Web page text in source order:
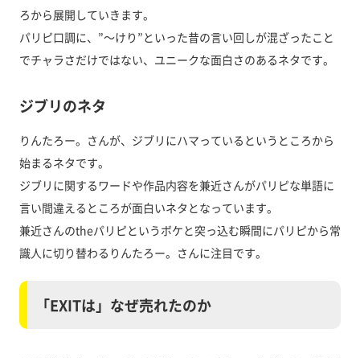
ろから展開していきます。
パリピ口調に、”〜けり”といった昔の言い回しが混ざったこと
でチャラさだけではない、ユニークな面白さのあるネタです。
ジブリのネタ
りんたろー。さんが、ジブリにハマっているというところから
始まるネタです。
ジブリに関するワードや作品内容を兼近さんがパリピな単語に
言い間違えるところが面白いネタとなっています。
兼近さんのtheパリピというボケと突っ込む瞬間にパリピから常
識人に切り替わるりんたろー。さんに注目です。
「EXITは」なぜ売れたのか